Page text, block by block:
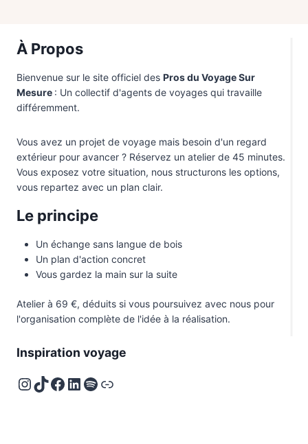
À Propos
Bienvenue sur le site officiel des Pros du Voyage Sur
Mesure : Un collectif d'agents de voyages qui travaille
différemment.
Vous avez un projet de voyage mais besoin d'un regard
extérieur pour avancer ? Réservez un atelier de 45 minutes.
Vous exposez votre situation, nous structurons les options,
vous repartez avec un plan clair.
Le principe
Un échange sans langue de bois
Un plan d'action concret
Vous gardez la main sur la suite
Atelier à 69 €, déduits si vous poursuivez avec nous pour
l'organisation complète de l'idée à la réalisation.
Inspiration voyage
Instagram
TikTok
Facebook
LinkedIn
Spotify
Deezer